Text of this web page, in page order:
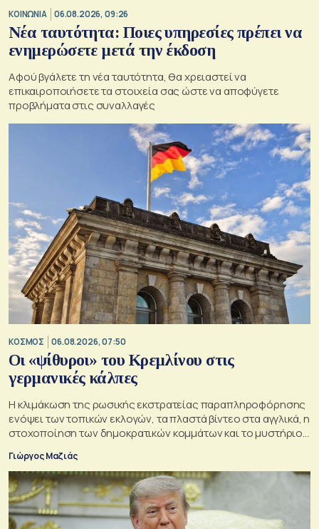
ΚΟΙΝΩΝΙΑ 06.08.2026, 09:26
Νέα ταυτότητα: Ποιες υπηρεσίες πρέπει να
ενημερώσετε μετά την έκδοση
Αφού βγάλετε τη νέα ταυτότητα, θα χρειαστεί να
επικαιροποιήσετε τα στοιχεία σας ώστε να αποφύγετε
προβλήματα στις συναλλαγές
ΚΟΣΜΟΣ 06.08.2026, 07:50
Οι «ψίθυροι» του Κρεμλίνου στις
γερμανικές κάλπες
Η κλιμάκωση της ρωσικής εκστρατείας παραπληροφόρησης
ενόψει των τοπικών εκλογών, τα πλαστά βίντεο στα αγγλικά, η
στοχοποίηση των δημοκρατικών κομμάτων και το μυστήριο
Γιώργος Μαζιάς